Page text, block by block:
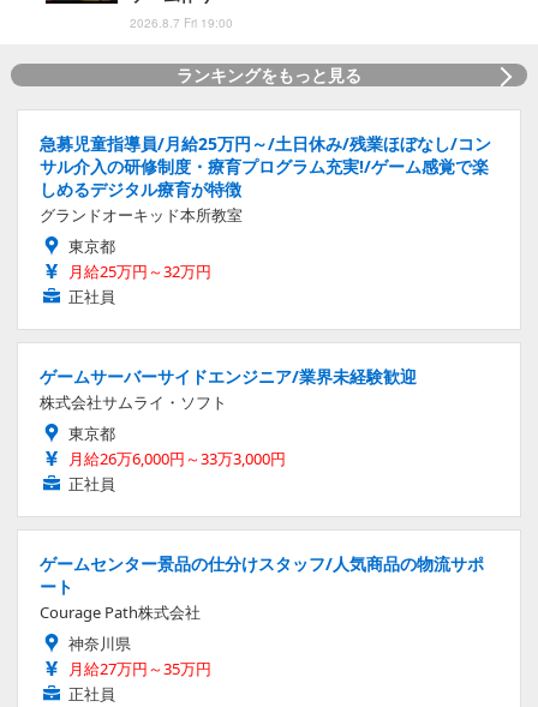
2026.8.7 Fri 19:00
ランキングをもっと見る
急募児童指導員/月給25万円～/土日休み/残業ほぼなし/コン
サル介入の研修制度・療育プログラム充実!/ゲーム感覚で楽
しめるデジタル療育が特徴
グランドオーキッド本所教室
東京都
月給25万円～32万円
正社員
ゲームサーバーサイドエンジニア/業界未経験歓迎
株式会社サムライ・ソフト
東京都
月給26万6,000円～33万3,000円
正社員
ゲームセンター景品の仕分けスタッフ/人気商品の物流サポ
ート
Courage Path株式会社
神奈川県
月給27万円～35万円
正社員